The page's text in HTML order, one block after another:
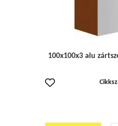
100x100x3 alu